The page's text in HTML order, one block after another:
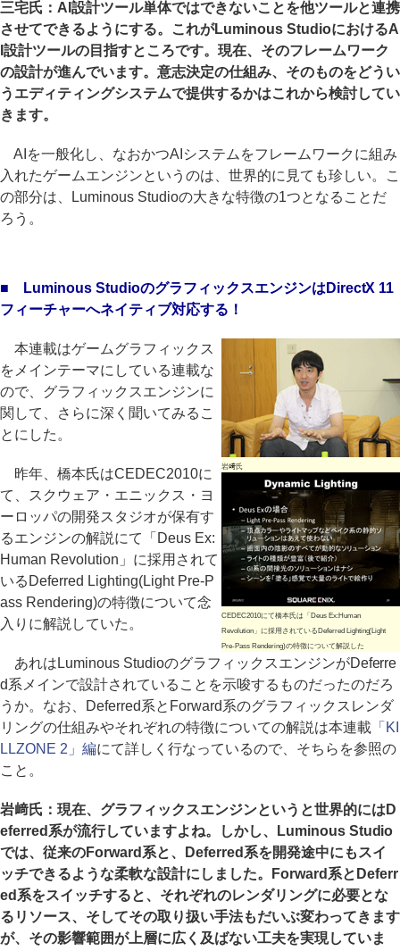
三宅氏：AI設計ツール単体ではできないことを他ツールと連携
させてできるようにする。これがLuminous StudioにおけるA
I設計ツールの目指すところです。現在、そのフレームワーク
の設計が進んでいます。意志決定の仕組み、そのものをどうい
うエディティングシステムで提供するかはこれから検討してい
きます。
AIを一般化し、なおかつAIシステムをフレームワークに組み
入れたゲームエンジンというのは、世界的に見ても珍しい。こ
の部分は、Luminous Studioの大きな特徴の1つとなることだ
ろう。
■ Luminous StudioのグラフィックスエンジンはDirectX 11
フィーチャーへネイティブ対応する！
岩﨑氏
CEDEC2010にて橋本氏は「Deus Ex:Human
Revolution」に採用されているDeferred Lighting(Light
Pre-Pass Rendering)の特徴について解説した
本連載はゲームグラフィックス
をメインテーマにしている連載な
ので、グラフィックスエンジンに
関して、さらに深く聞いてみるこ
とにした。
昨年、橋本氏はCEDEC2010に
て、スクウェア・エニックス・ヨ
ーロッパの開発スタジオが保有す
るエンジンの解説にて「Deus Ex:
Human Revolution」に採用されて
いるDeferred Lighting(Light Pre-P
ass Rendering)の特徴について念
入りに解説していた。
あれはLuminous StudioのグラフィックスエンジンがDeferre
d系メインで設計されていることを示唆するものだったのだろ
うか。なお、Deferred系とForward系のグラフィックスレンダ
リングの仕組みやそれぞれの特徴についての解説は本連載 「KI
LLZONE 2」編にて詳しく行なっているので、そちらを参照の
こと。
岩﨑氏：現在、グラフィックスエンジンというと世界的にはD
eferred系が流行していますよね。しかし、Luminous Studio
では、従来のForward系と、Deferred系を開発途中にもスイ
ッチできるような柔軟な設計にしました。Forward系とDeferr
ed系をスイッチすると、それぞれのレンダリングに必要とな
るリソース、そしてその取り扱い手法もだいぶ変わってきます
が、その影響範囲が上層に広く及ばない工夫を実現していま